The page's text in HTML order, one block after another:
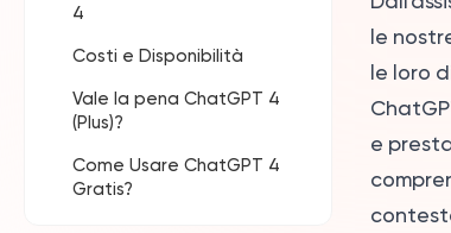
Flusso di Conversazione
Capacità Multimodali
Supporto al
Caricamento di File
4
Costi e Disponibilità
Vale la pena ChatGPT 4
(Plus)?
Come Usare ChatGPT 4
Gratis?
le
le loro
e